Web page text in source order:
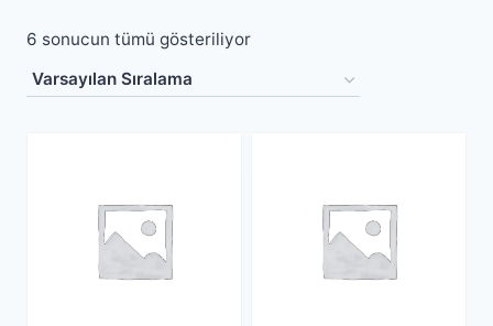
6 sonucun tümü gösteriliyor